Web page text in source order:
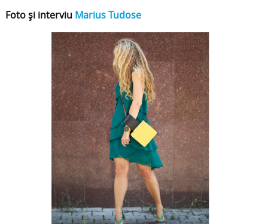
Foto și interviu Marius Tudose